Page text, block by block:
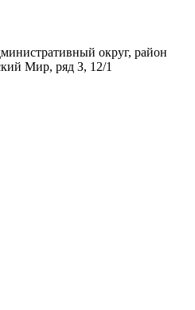
округ, район
Мир, ряд З, 12/1